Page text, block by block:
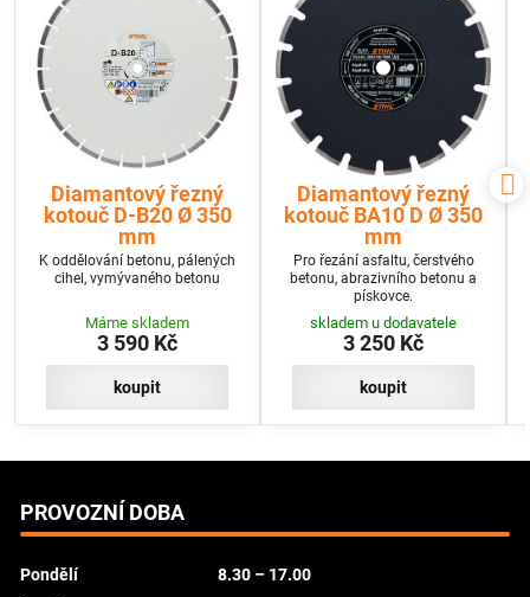
Diamantový řezný
kotouč D-B20 Ø 350
mm
K oddělování betonu, pálených
cihel, vymývaného betonu
Máme skladem
3 590 Kč
koupit
Diamantový řezný
kotouč BA10 D Ø 350
mm
Pro řezání asfaltu, čerstvého
betonu, abrazivního betonu a
pískovce.
skladem u dodavatele
3 250 Kč
koupit
PROVOZNÍ DOBA
Pondělí
8.30 – 17.00